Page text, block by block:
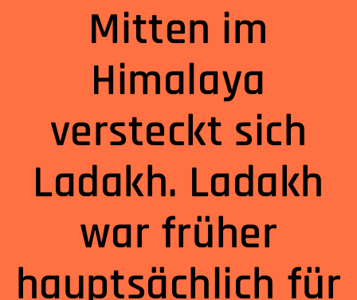
Mitten im
Himalaya
versteckt sich
Ladakh. Ladakh
war früher
hauptsächlich für